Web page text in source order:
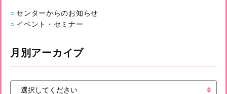
センターからのお知らせ
イベント・セミナー
月別アーカイブ